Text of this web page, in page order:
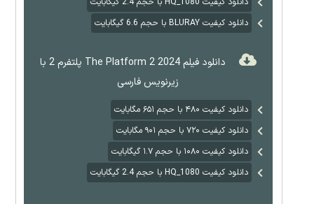
دانلود کیفیت BLURAY با حجم 6.6 گیگابایت
دانلود فیلم The Platform 2 2024 پلتفرم 2 با
زیرنویس فارسی
دانلود کیفیت ۴۸۰ با حجم ۶۵۱ مگابایت
دانلود کیفیت ۷۲۰ با حجم ۹۰۱ مگابایت
دانلود کیفیت ۱۰۸۰ با حجم ۱.۷ گیگابایت
دانلود کیفیت HQ_1080 با حجم 2.4 گیگابایت